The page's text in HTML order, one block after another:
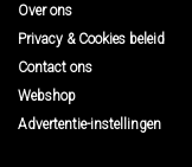
Over ons
Privacy & Cookies beleid
Contact ons
Webshop
Advertentie-instellingen